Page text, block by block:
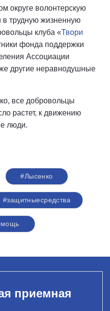
округе волонтерскую
трудную жизненную
клуба «Твори
фонда поддержки
Ассоциации
другие неравнодушные
все добровольцы
растет, к движению
люди.
#Лысенко
#защитныесредства
приемная